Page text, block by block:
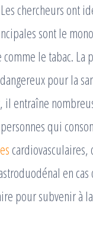
chercheurs ont
sont le
le tabac.
pour la
il entraîne
qui
en
pour subvenir à